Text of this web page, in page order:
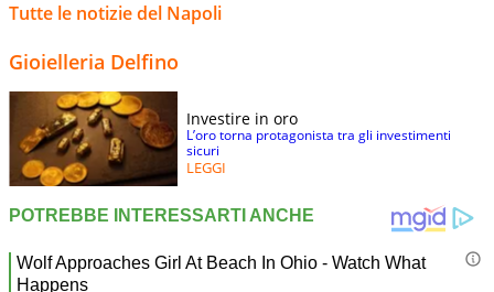
Tutte le notizie del Napoli
Gioielleria Delfino
Investire in oro
L’oro torna protagonista tra gli investimenti
sicuri
LEGGI